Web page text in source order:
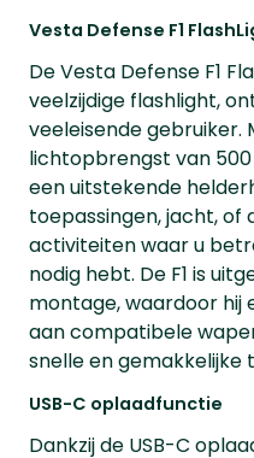
Vesta Defense F1
De Vesta Defense F1
veelzijdige flashlight,
veeleisende gebruiker.
lichtopbrengst van
een uitstekende
toepassingen, jacht, of
activiteiten waar u
nodig hebt. De F1 is
montage, waardoor hij
aan compatibele
snelle en gemakkelijke
USB-C oplaadfunctie
Dankzij de USB-C